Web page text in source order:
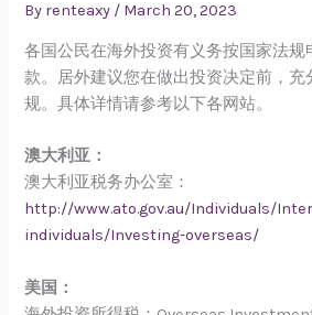
By renteaxy / March 20, 2023
各国公民在海外投资有义务按国家法规
款。居外建议您在做出投资决定前，充
规。具体详情请参考以下各网站。
澳大利亚：
澳大利亚税务办公室：
http://www.ato.gov.au/Individuals/
individuals/Investing-overseas/
美国：